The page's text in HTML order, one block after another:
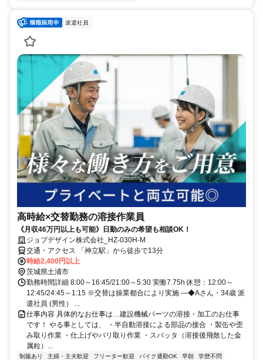
派遣社員
高時給×交替勤務の溶接作業員
《月収46万円以上も可能》日勤のみの希望も相談OK！
ジョブデザイン株式会社_HZ-030H-M
交通・アクセス 「神立駅」から徒歩で13分
時給2,400円以上
茨城県土浦市
勤務時間詳細 8:00～16:45/21:00～5:30 実働7.75h 休憩：12:00～
12:45/24:45～1:15 ※交替は操業都合により実施 ―◆Aさん・34歳 派
遣社員 (男性） ...
仕事内容 具体的なお仕事は…建設機械パーツの溶接・加工のお仕事
です！ やる事としては、 ・半自動溶接による部品の接合 ・製缶や歪
み取り作業 ・仕上げやバリ取り作業 ・スパッタ（溶接後飛散した金
属粒）...
制服あり 主婦・主夫歓迎 フリーター歓迎 バイク通勤OK 早朝
学歴不問